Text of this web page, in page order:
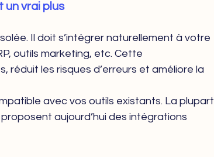
un vrai plus
Il doit s’intégrer naturellement à votre
outils marketing, etc. Cette
réduit les risques d’erreurs et améliore la
avec vos outils existants. La plupart
aujourd’hui des intégrations